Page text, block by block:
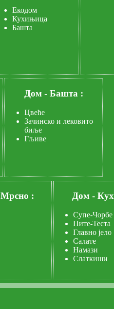
Екодом
Кухињица
Башта
Дом - Башта :
Цвеће
Зачинско и лековито
биље
Гљиве
Мрсно : Дом -
Супе-Чорбе
Пите-Теста
Главно јело
Салате
Намази
Слаткиши